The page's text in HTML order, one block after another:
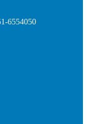
6554050